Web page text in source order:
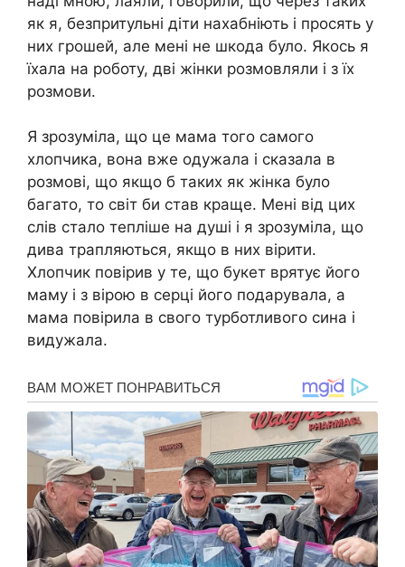
як я, безпритульні діти нахабніють і просять у
них грошей, але мені не шкода було. Якось я
їхала на роботу, дві жінки розмовляли і з їх
розмови.
Я зрозуміла, що це мама того самого
хлопчика, вона вже одужала і сказала в
розмові, що якщо б таких як жінка було
багато, то світ би став краще. Мені від цих
слів стало тепліше на душі і я зрозуміла, що
дива трапляються, якщо в них вірити.
Хлопчик повірив у те, що букет врятує його
маму і з вірою в серці його подарувала, а
мама повірила в свого турботливого сина і
видужала.